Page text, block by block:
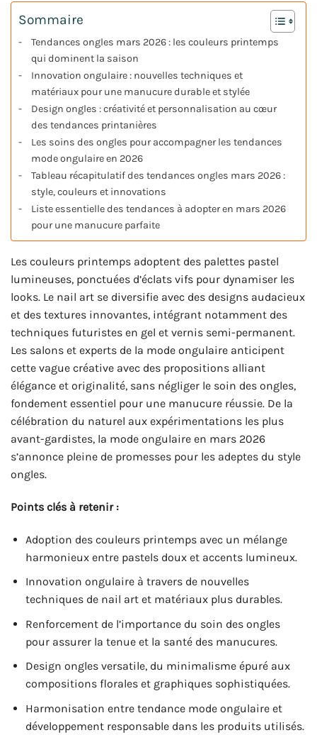
Sommaire
Tendances ongles mars 2026 : les couleurs printemps
qui dominent la saison
Innovation ongulaire : nouvelles techniques et
matériaux pour une manucure durable et stylée
Design ongles : créativité et personnalisation au cœur
des tendances printanières
Les soins des ongles pour accompagner les tendances
mode ongulaire en 2026
Tableau récapitulatif des tendances ongles mars 2026 :
style, couleurs et innovations
Liste essentielle des tendances à adopter en mars 2026
pour une manucure parfaite
Les couleurs printemps adoptent des palettes pastel
lumineuses, ponctuées d’éclats vifs pour dynamiser les
looks. Le nail art se diversifie avec des designs audacieux
et des textures innovantes, intégrant notamment des
techniques futuristes en gel et vernis semi-permanent.
Les salons et experts de la mode ongulaire anticipent
cette vague créative avec des propositions alliant
élégance et originalité, sans négliger le soin des ongles,
fondement essentiel pour une manucure réussie. De la
célébration du naturel aux expérimentations les plus
avant-gardistes, la mode ongulaire en mars 2026
s’annonce pleine de promesses pour les adeptes du style
ongles.
Points clés à retenir :
Adoption des couleurs printemps avec un mélange
harmonieux entre pastels doux et accents lumineux.
Innovation ongulaire à travers de nouvelles
techniques de nail art et matériaux plus durables.
Renforcement de l’importance du soin des ongles
pour assurer la tenue et la santé des manucures.
Design ongles versatile, du minimalisme épuré aux
compositions florales et graphiques sophistiquées.
Harmonisation entre tendance mode ongulaire et
développement responsable dans les produits utilisés.